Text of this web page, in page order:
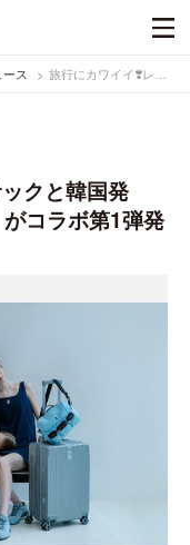
ス 旅行にカワイイ❣️レスポートサックと韓国発「レスト&レクリエーション」がコラボ第1弾発売
クと韓国発
コラボ第1弾発